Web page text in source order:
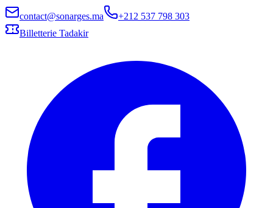
contact@sonarges.ma
+212 537 798 303
Billetterie Tadakir